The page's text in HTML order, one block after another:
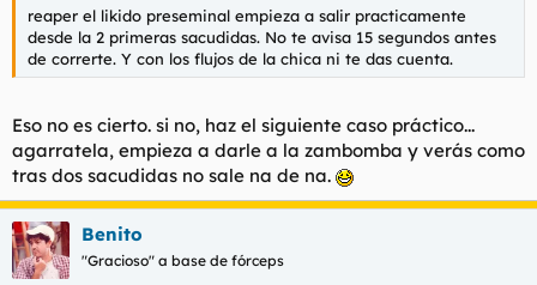
reaper el likido preseminal empieza a salir practicamente
desde la 2 primeras sacudidas. No te avisa 15 segundos antes
de correrte. Y con los flujos de la chica ni te das cuenta.
Eso no es cierto. si no, haz el siguiente caso práctico...
agarratela, empieza a darle a la zambomba y verás como
tras dos sacudidas no sale na de na.
Benito
"Gracioso" a base de fórceps